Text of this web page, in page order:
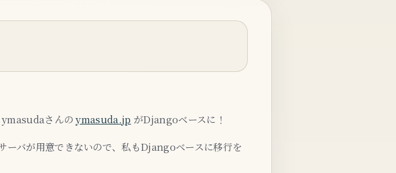
ymasudaさんのymasuda.jp がDjangoベースに！
バが用意できないので、私もDjangoベースに移行を